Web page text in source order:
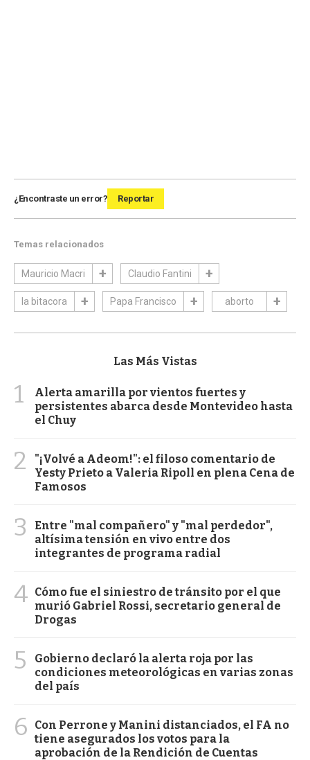
¿Encontraste un error? Reportar
Temas relacionados
Mauricio Macri Claudio Fantini
la bitacora Papa Francisco aborto
Las Más Vistas
1
Alerta amarilla por vientos fuertes y
persistentes abarca desde Montevideo hasta
el Chuy
2
"¡Volvé a Adeom!": el filoso comentario de
Yesty Prieto a Valeria Ripoll en plena Cena de
Famosos
3
Entre "mal compañero" y "mal perdedor",
altísima tensión en vivo entre dos
integrantes de programa radial
4 Cómo fue el siniestro de tránsito por el que
murió Gabriel Rossi, secretario general de
Drogas
5
Gobierno declaró la alerta roja por las
condiciones meteorológicas en varias zonas
del país
6
Con Perrone y Manini distanciados, el FA no
tiene asegurados los votos para la
aprobación de la Rendición de Cuentas